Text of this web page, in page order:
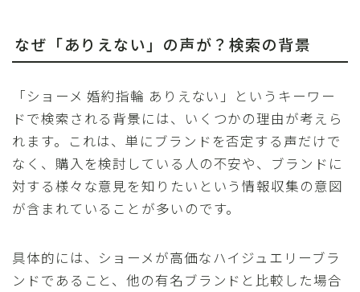
なぜ「ありえない」の声が？検索の背景
「ショーメ 婚約指輪 ありえない」というキーワー
ドで検索される背景には、いくつかの理由が考えら
れます。これは、単にブランドを否定する声だけで
なく、購入を検討している人の不安や、ブランドに
対する様々な意見を知りたいという情報収集の意図
が含まれていることが多いのです。
具体的には、ショーメが高価なハイジュエリーブラ
ンドであること、他の有名ブランドと比較した場合